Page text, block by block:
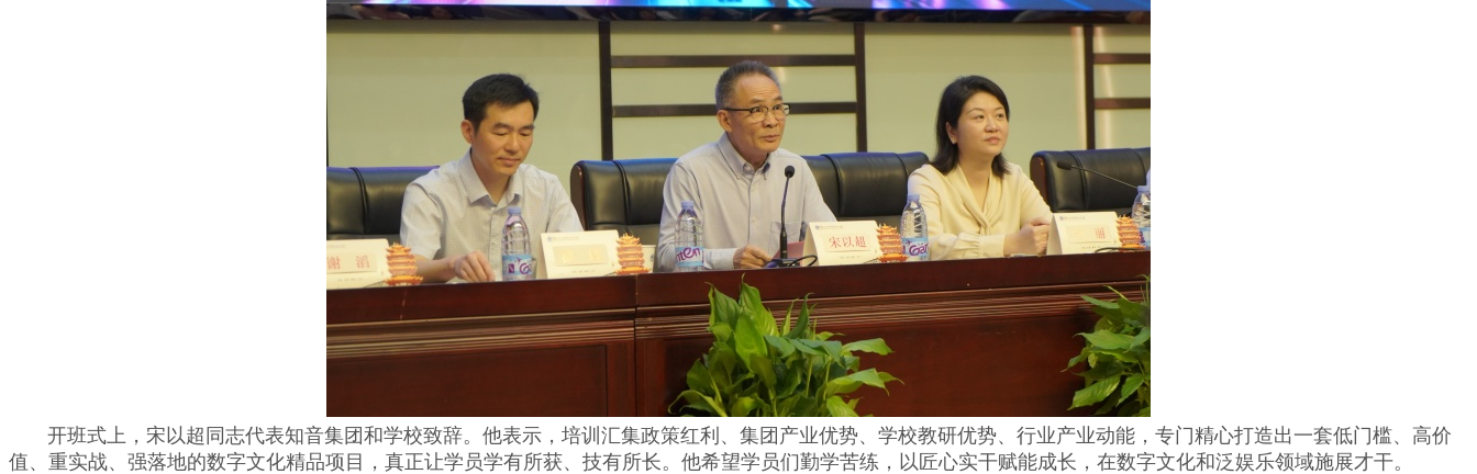
开班式上，宋以超同志代表知音集团和学校致辞。他表示，培训汇集政策红利、集团产业优势、学校教研优势、行业产业动能，专门精心打造出一套低门槛、高价
值、重实战、强落地的数字文化精品项目，真正让学员学有所获、技有所长。他希望学员们勤学苦练，以匠心实干赋能成长，在数字文化和泛娱乐领域施展才干。